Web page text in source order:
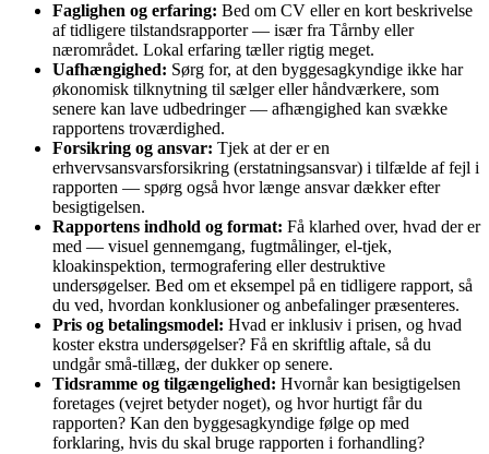
Faglighen og erfaring: Bed om CV eller en kort beskrivelse
af tidligere tilstandsrapporter — især fra Tårnby eller
nærområdet. Lokal erfaring tæller rigtig meget.
Uafhængighed: Sørg for, at den byggesagkyndige ikke har
økonomisk tilknytning til sælger eller håndværkere, som
senere kan lave udbedringer — afhængighed kan svække
rapportens troværdighed.
Forsikring og ansvar: Tjek at der er en
erhvervsansvarsforsikring (erstatningsansvar) i tilfælde af fejl i
rapporten — spørg også hvor længe ansvar dækker efter
besigtigelsen.
Rapportens indhold og format: Få klarhed over, hvad der er
med — visuel gennemgang, fugtmålinger, el‑tjek,
kloakinspektion, termografering eller destruktive
undersøgelser. Bed om et eksempel på en tidligere rapport, så
du ved, hvordan konklusioner og anbefalinger præsenteres.
Pris og betalingsmodel: Hvad er inklusiv i prisen, og hvad
koster ekstra undersøgelser? Få en skriftlig aftale, så du
undgår små‑tillæg, der dukker op senere.
Tidsramme og tilgængelighed: Hvornår kan besigtigelsen
foretages (vejret betyder noget), og hvor hurtigt får du
rapporten? Kan den byggesagkyndige følge op med
forklaring, hvis du skal bruge rapporten i forhandling?